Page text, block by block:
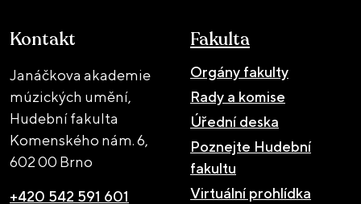
Kontakt
Janáčkova akademie
múzických umění,
Hudební fakulta
Komenského nám. 6,
602 00 Brno
+420 542 591 601
Fakulta
Orgány fakulty
Rady a komise
Úřední deska
Poznejte Hudební
fakultu
Virtuální prohlídka